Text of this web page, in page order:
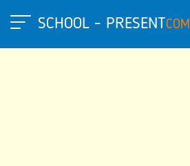
SCHOOL - PRESENTCOM